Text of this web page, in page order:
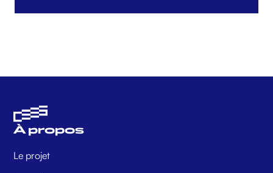
À propos
Le projet